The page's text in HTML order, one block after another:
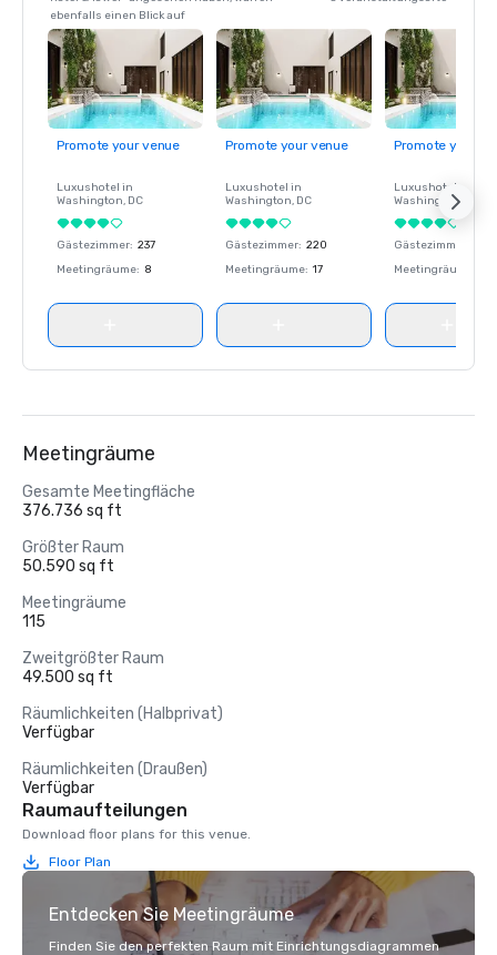
ebenfalls einen Blick auf
Promote your venue
Luxushotel in
Washington, DC
Gästezimmer: 237
Meetingräume: 8
Promote your venue
Luxushotel in
Washington, DC
Gästezimmer: 220
Meetingräume: 17
Promote your
Luxushotel in
Washington
Gästezimmer
Meetingräume
Meetingräume
Gesamte Meetingfläche
376.736 sq ft
Größter Raum
50.590 sq ft
Meetingräume
115
Zweitgrößter Raum
49.500 sq ft
Räumlichkeiten (Halbprivat)
Verfügbar
Räumlichkeiten (Draußen)
Verfügbar
Raumaufteilungen
Download floor plans for this venue.
Floor Plan
Entdecken Sie Meetingräume
Finden Sie den perfekten Raum mit Einrichtungsdiagrammen